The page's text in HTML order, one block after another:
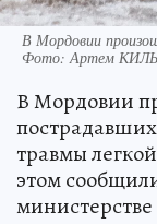
В Мордовии
Фото:Артем
В Мордовии
травмы
этом